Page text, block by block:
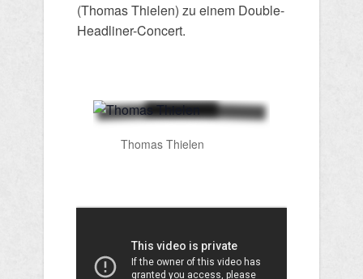
(Thomas Thielen) zu einem Double-
Headliner-Concert.
Thomas Thielen